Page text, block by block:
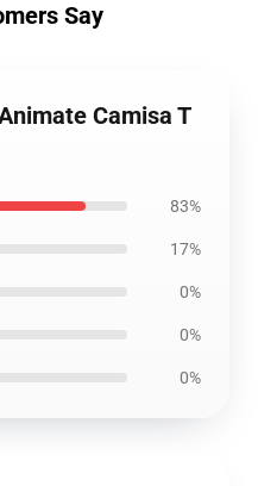
Say
Camisa T
83%
17%
0%
0%
0%